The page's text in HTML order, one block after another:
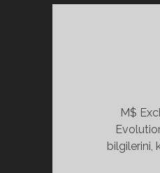
M$
bilgilerini,